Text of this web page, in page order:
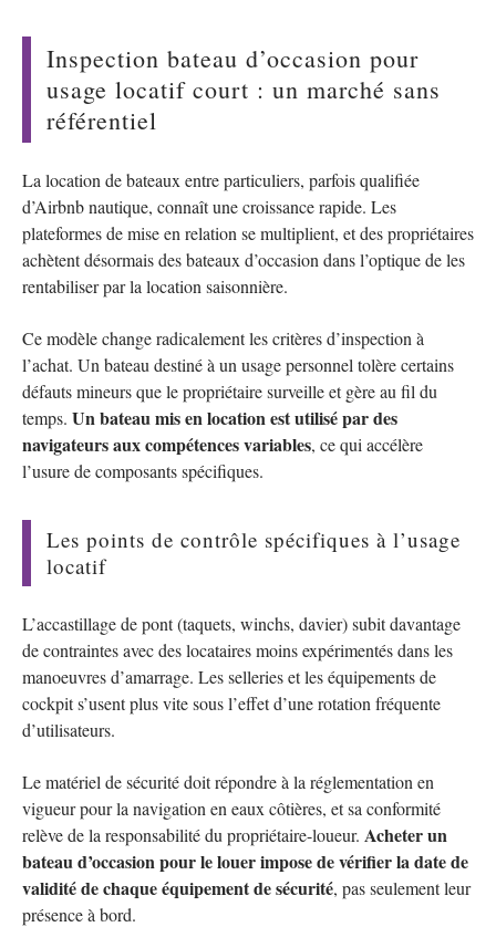
Inspection bateau d’occasion pour
usage locatif court : un marché sans
référentiel
La location de bateaux entre particuliers, parfois qualifiée
d’Airbnb nautique, connaît une croissance rapide. Les
plateformes de mise en relation se multiplient, et des propriétaires
achètent désormais des bateaux d’occasion dans l’optique de les
rentabiliser par la location saisonnière.
Ce modèle change radicalement les critères d’inspection à
l’achat. Un bateau destiné à un usage personnel tolère certains
défauts mineurs que le propriétaire surveille et gère au fil du
temps. Un bateau mis en location est utilisé par des
navigateurs aux compétences variables, ce qui accélère
l’usure de composants spécifiques.
Les points de contrôle spécifiques à l’usage
locatif
L’accastillage de pont (taquets, winchs, davier) subit davantage
de contraintes avec des locataires moins expérimentés dans les
manoeuvres d’amarrage. Les selleries et les équipements de
cockpit s’usent plus vite sous l’effet d’une rotation fréquente
d’utilisateurs.
Le matériel de sécurité doit répondre à la réglementation en
vigueur pour la navigation en eaux côtières, et sa conformité
relève de la responsabilité du propriétaire-loueur. Acheter un
bateau d’occasion pour le louer impose de vérifier la date de
validité de chaque équipement de sécurité, pas seulement leur
présence à bord.